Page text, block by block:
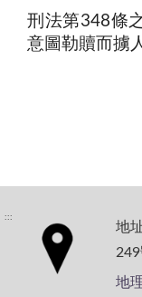
刑法第348條
意圖勒贖而擄
:::
地
地